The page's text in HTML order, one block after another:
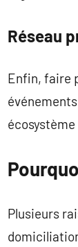
Réseau
Enfin, faire
écosystème
Plusieurs